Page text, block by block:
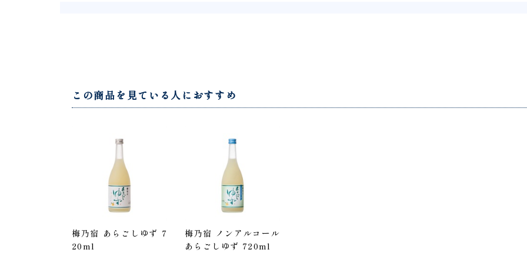
この商品を見ている人におすすめ
梅乃宿 あらごしゆず 7
20ml
梅乃宿 ノンアルコール
あらごしゆず 720ml